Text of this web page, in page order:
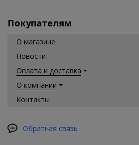
Покупателям
О магазине
Новости
Оплата и доставка
О компании
Контакты
Обратная связь